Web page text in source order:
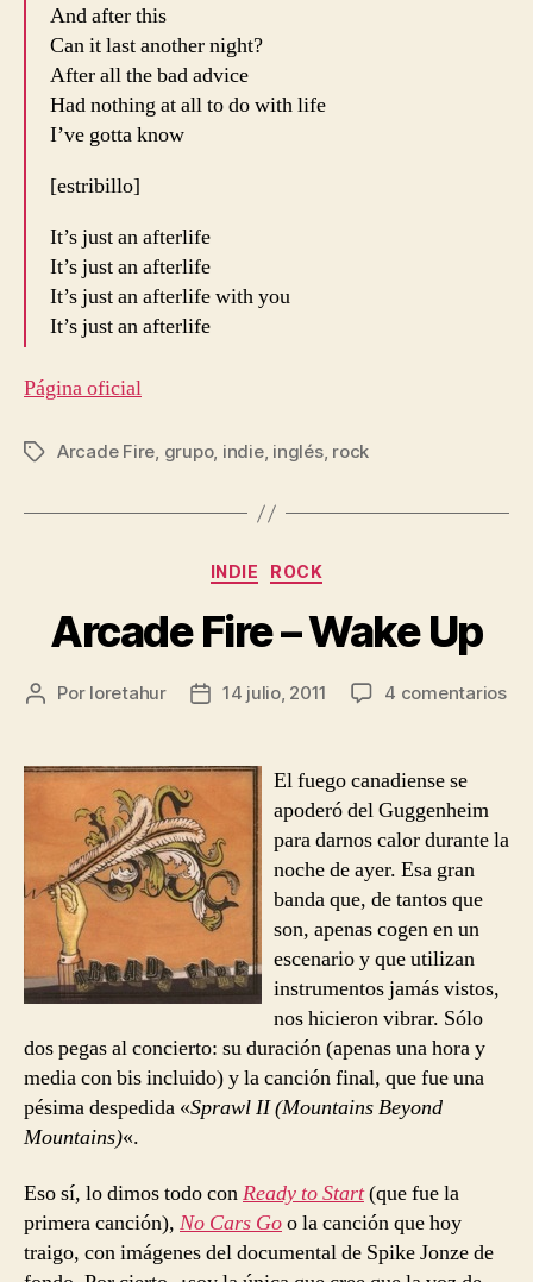
And after this
Can it last another night?
After all the bad advice
Had nothing at all to do with life
I’ve gotta know
[estribillo]
It’s just an afterlife
It’s just an afterlife
It’s just an afterlife with you
It’s just an afterlife
Página oficial
Etiquetas
Arcade Fire, grupo, indie, inglés, rock
Categorías
INDIE ROCK
Arcade Fire – Wake Up
Autor
entrada
Por loretahur
Fecha
entrada
14 julio, 2011 4 comentariosen
El fuego canadiense se
apoderó del Guggenheim
para darnos calor durante la
noche de ayer. Esa gran
banda que, de tantos que
son, apenas cogen en un
escenario y que utilizan
instrumentos jamás vistos,
nos hicieron vibrar. Sólo
dos pegas al concierto: su duración (apenas una hora y
media con bis incluido) y la canción final, que fue una
pésima despedida «Sprawl II (Mountains Beyond
Mountains)«.
Eso sí, lo dimos todo conReady to Start(que fue la
primera canción), No Cars Goo la canción que hoy
traigo, con imágenes del documental de Spike Jonze de